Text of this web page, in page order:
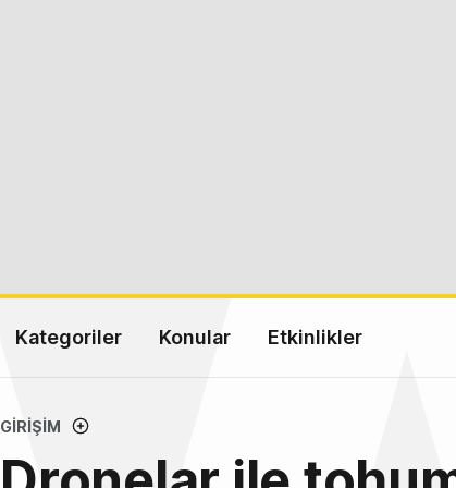
Kategoriler Konular Etkinlikler
GIRIŞIM